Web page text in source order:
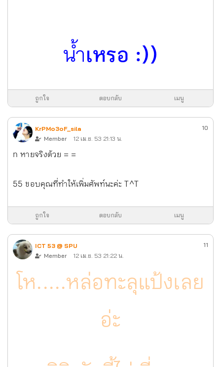
น้ำเหรอ :))
ถูกใจ ตอบกลับ เมนู
KrPM๐3๐F_sila
Member
12 เม.ย. 53 21:13 น.
10
n หายจริงด้วย = =
55 ขอบคุณที่ทำให้เพิ่มศัพท์นะค่ะ T^T
ถูกใจ ตอบกลับ เมนู
ICT 53 @ SPU
Member
12 เม.ย. 53 21:22 น.
11
โห.....หล่อทะลุแป้งเลย
อ่ะ